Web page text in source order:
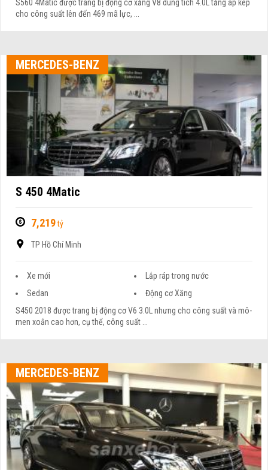
S560 4Matic được trang bị động cơ xăng V8 dung tích 4.0L tăng áp kép
cho công suất lên đến 469 mã lực, ...
MERCEDES-BENZ
S 450 4Matic
7,219tỷ
TP Hồ Chí Minh
Xe mới
Lắp ráp trong nước
Sedan
Động cơ Xăng
S450 2018 được trang bị động cơ V6 3.0L nhưng cho công suất và mô-
men xoắn cao hơn, cụ thể, công suất ...
MERCEDES-BENZ